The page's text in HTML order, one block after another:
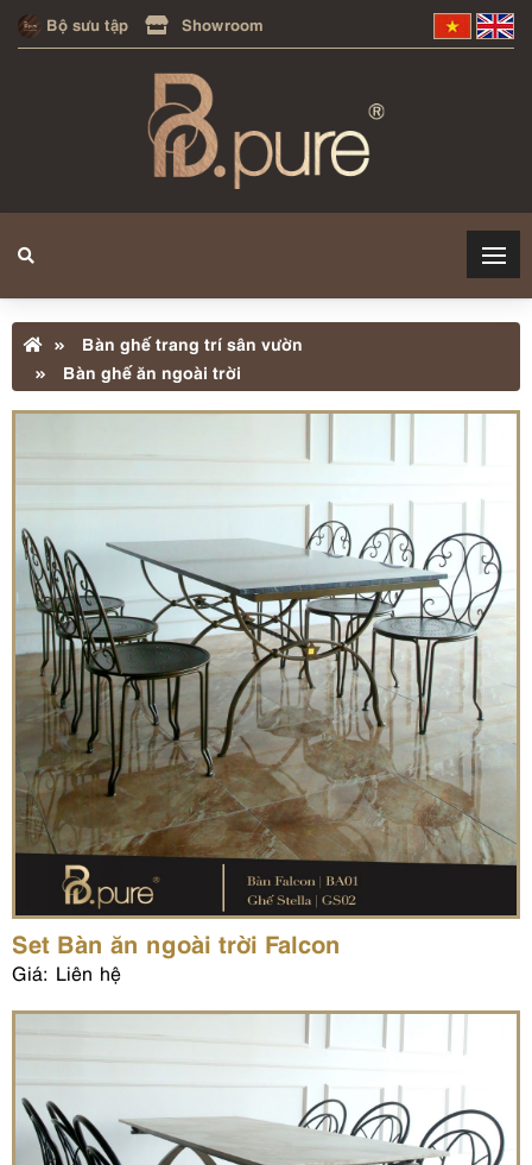
Bộ sưu tập Showroom
Bàn ghế trang trí sân vườn
Bàn ghế ăn ngoài trời
Set Bàn ăn ngoài trời Falcon
Giá: Liên hệ